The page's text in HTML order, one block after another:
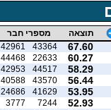
תוצאה מספרי חבר
67.60
43364
42961
60.27
22633
44468
58.29
44517
42953
56.44
43570
40588
53.95
41629
24686
52.93
7244
3777